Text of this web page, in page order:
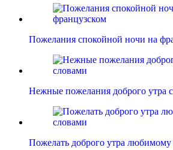
Пожелания спокойной ночи на
Нежные пожелания доброго утра
Пожелать доброго утра